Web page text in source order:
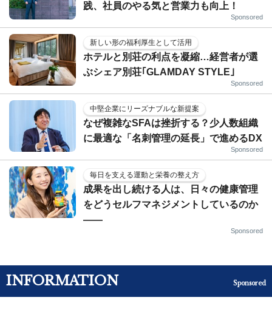
践、社員のやる気と営業力も向上！
Sponsored
新しい形の福利厚生として活用
ホテルと別荘の利点を凝縮…経営者が選
ぶシェア別荘｢GLAMDAY STYLE｣
Sponsored
中堅企業にリーズナブルな新提案
なぜ複雑なSFAは挫折する？少人数組織
に最適な「名刺管理の延長」で進めるDX
Sponsored
毎日を支える運動と栄養の整え方
成果を出し続ける人は、日々の健康管理
をどうセルフマネジメントしているのか
——
Sponsored
INFORMATION Sponsored